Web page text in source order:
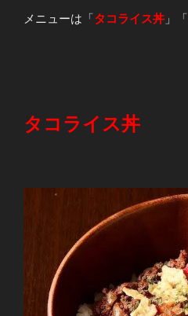
メニューは「タコライス丼 」「
タコライス丼